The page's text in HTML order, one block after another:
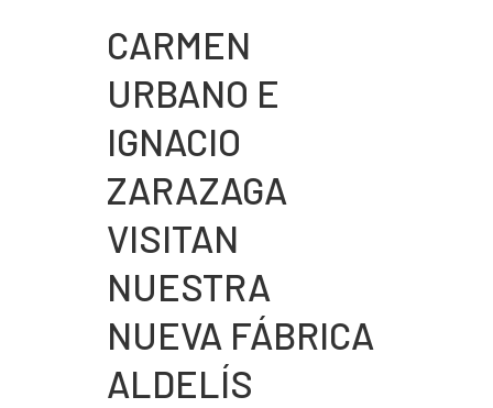
CARMEN
URBANO E
IGNACIO
ZARAZAGA
VISITAN
NUESTRA
NUEVA FÁBRICA
ALDELÍS